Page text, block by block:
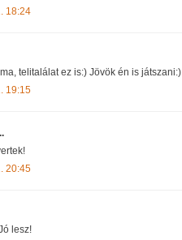
18:24
telitalálat ez is:) Jövök én is játszani:)
19:15
20:45
lesz!